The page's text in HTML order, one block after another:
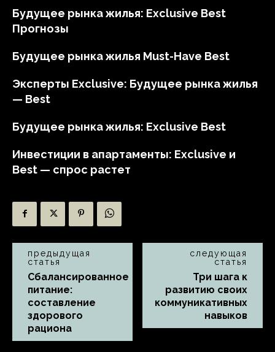
Будущее рынка жилья: Exclusive Best
Прогнозы
Будущее рынка жилья Must-Have Best
Эксперты Exclusive: Будущее рынка жилья
— Best
Будущее рынка жилья: Exclusive Best
Инвестиции в апартаменты: Exclusive и
Best — спрос растет
предыдущая
статья
Сбалансированное
питание:
составление
здорового
рациона
следующая
статья
Три шага к
развитию своих
коммуникативных
навыков